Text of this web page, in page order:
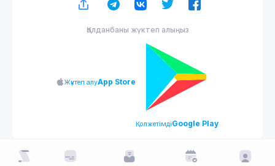
Қолданбаны жүктеп алыңыз
Жүктеп алуApp Store
ҚолжетімдіGoogle Play